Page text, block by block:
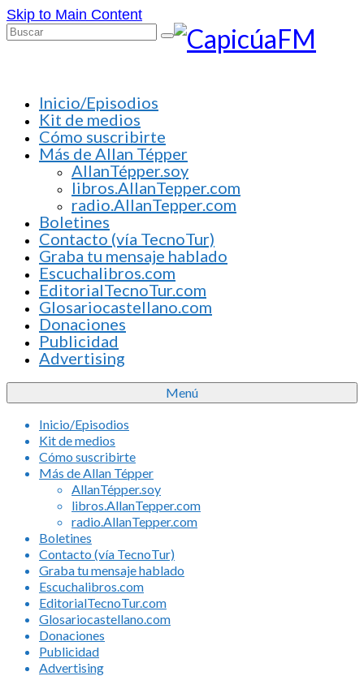
Skip to Main Content
Buscar
Inicio/Episodios
Kit de medios
Cómo suscribirte
Más de Allan Tépper
AllanTépper.soy
libros.AllanTepper.com
radio.AllanTepper.com
Boletines
Contacto (vía TecnoTur)
Graba tu mensaje hablado
Escuchalibros.com
EditorialTecnoTur.com
Glosariocastellano.com
Donaciones
Publicidad
Advertising
Menú
Inicio/Episodios
Kit de medios
Cómo suscribirte
Más de Allan Tépper
AllanTépper.soy
libros.AllanTepper.com
radio.AllanTepper.com
Boletines
Contacto (vía TecnoTur)
Graba tu mensaje hablado
Escuchalibros.com
EditorialTecnoTur.com
Glosariocastellano.com
Donaciones
Publicidad
Advertising